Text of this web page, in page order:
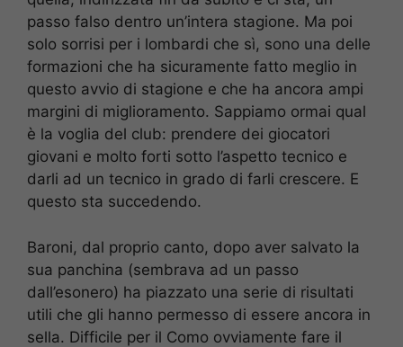
passo falso dentro un’intera stagione. Ma poi
solo sorrisi per i lombardi che sì, sono una delle
formazioni che ha sicuramente fatto meglio in
questo avvio di stagione e che ha ancora ampi
margini di miglioramento. Sappiamo ormai qual
è la voglia del club: prendere dei giocatori
giovani e molto forti sotto l’aspetto tecnico e
darli ad un tecnico in grado di farli crescere. E
questo sta succedendo.
Baroni, dal proprio canto, dopo aver salvato la
sua panchina (sembrava ad un passo
dall’esonero) ha piazzato una serie di risultati
utili che gli hanno permesso di essere ancora in
sella. Difficile per il Como ovviamente fare il